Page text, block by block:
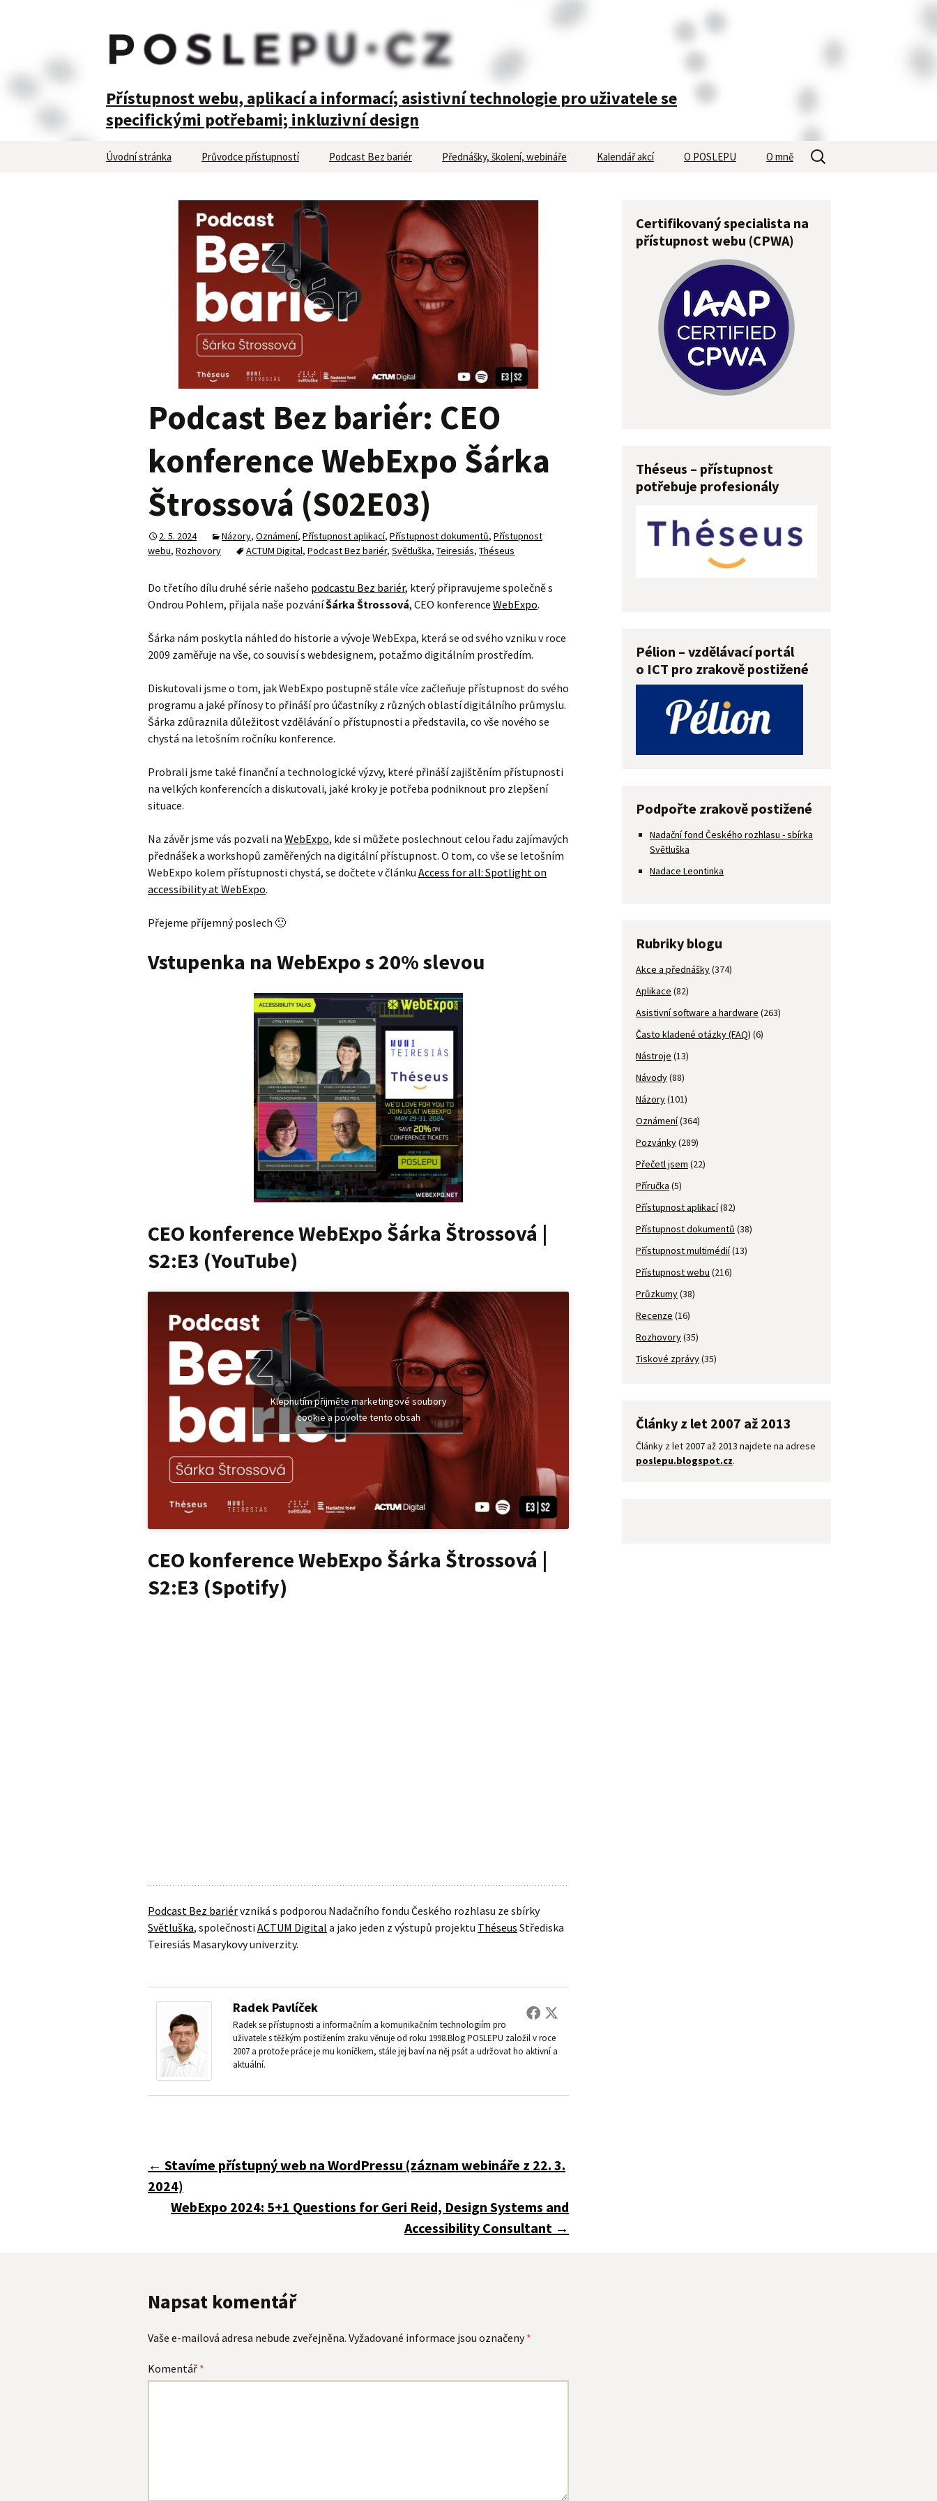
POSLEPU
Přístupnost webu, aplikací a informací; asistivní technologie pro uživatele se
specifickými potřebami; inkluzivní design
Přejít
Úvodní stránka Průvodce přístupností Podcast Bez bariér Přednášky, školení, webináře Kalendář akcí O POSLEPU O mně
Vyhledávání
Podcast Bez bariér: CEO
konference WebExpo Šárka
Štrossová (S02E03)
2. 5. 2024 Názory, Oznámení, Přístupnost aplikací, Přístupnost dokumentů, Přístupnost
webu, Rozhovory ACTUM Digital, Podcast Bez bariér, Světluška, Teiresiás, Théseus
Do třetího dílu druhé série našeho podcastu Bez bariér, který připravujeme společně s
Ondrou Pohlem, přijala naše pozváníŠárka Štrossová, CEO konference WebExpo.
Šárka nám poskytla náhled do historie a vývoje WebExpa, která se od svého vzniku v roce
2009 zaměřuje na vše, co souvisí s webdesignem, potažmo digitálním prostředím.
Diskutovali jsme o tom, jak WebExpo postupně stále více začleňuje přístupnost do svého
programu a jaké přínosy to přináší pro účastníky z různých oblastí digitálního průmyslu.
Šárka zdůraznila důležitost vzdělávání o přístupnosti a představila, co vše nového se
chystá na letošním ročníku konference.
Probrali jsme také finanční a technologické výzvy, které přináší zajištěním přístupnosti
na velkých konferencích a diskutovali, jaké kroky je potřeba podniknout pro zlepšení
situace.
Na závěr jsme vás pozvali na WebExpo, kde si můžete poslechnout celou řadu zajímavých
přednášek a workshopů zaměřených na digitální přístupnost. O tom, co vše se letošním
WebExpo kolem přístupnosti chystá, se dočtete v článku Access for all: Spotlight on
accessibility at WebExpo.
Přejeme příjemný poslech 🙂
Vstupenka na WebExpo s 20% slevou
CEO konference WebExpo Šárka Štrossová |
S2:E3 (YouTube)
Klepnutím přijměte marketingové soubory
cookie a povolte tento obsah
CEO konference WebExpo Šárka Štrossová |
S2:E3 (Spotify)
Podcast Bez bariérvzniká s podporou Nadačního fondu Českého rozhlasu ze sbírky
Světluška, společnosti ACTUM Digital a jako jeden z výstupů projektu Théseus Střediska
Teiresiás Masarykovy univerzity.
Radek Pavlíček
Radek se přístupnosti a informačním a komunikačním technologiím pro
uživatele s těžkým postižením zraku věnuje od roku 1998.Blog POSLEPU založil v roce
2007 a protože práce je mu koníčkem, stále jej baví na něj psát a udržovat ho aktivní a
aktuální.
← Stavíme přístupný web na WordPressu (záznam webináře z 22. 3.
2024)
WebExpo 2024: 5+1 Questions for Geri Reid, Design Systems and
Accessibility Consultant →
Napsat komentář
Vaše e-mailová adresa nebude zveřejněna. Vyžadované informace jsou označeny*
Komentář *
Certifikovaný specialista na
přístupnost webu (CPWA)
Théseus – přístupnost
potřebuje profesionály
Pélion – vzdělávací portál
o ICT pro zrakově postižené
Podpořte zrakově postižené
Nadační fond Českého rozhlasu - sbírka
Světluška
Nadace Leontinka
Rubriky blogu
Akce a přednášky(374)
Aplikace (82)
Asistivní software a hardware (263)
Často kladené otázky (FAQ) (6)
Nástroje (13)
Návody(88)
Názory(101)
Oznámení(364)
Pozvánky(289)
Přečetl jsem (22)
Příručka (5)
Přístupnost aplikací(82)
Přístupnost dokumentů (38)
Přístupnost multimédií(13)
Přístupnost webu (216)
Průzkumy(38)
Recenze (16)
Rozhovory(35)
Tiskové zprávy(35)
Články z let 2007 až 2013
Články z let 2007 až 2013 najdete na adrese
poslepu.blogspot.cz.